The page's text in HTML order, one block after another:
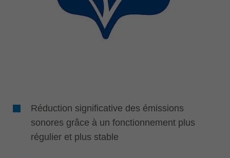
Réduction significative des émissions
sonores grâce à un fonctionnement plus
régulier et plus stable